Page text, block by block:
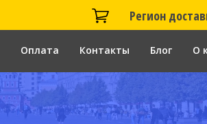
Регион
Оплата Контакты Блог О